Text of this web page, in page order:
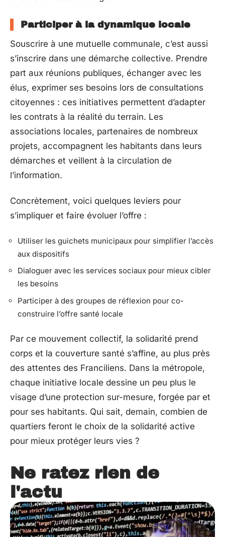
Participer à la dynamique locale
Souscrire à une mutuelle communale, c’est aussi
s’inscrire dans une démarche collective. Prendre
part aux réunions publiques, échanger avec les
élus, exprimer ses besoins lors de consultations
citoyennes : ces initiatives permettent d’adapter
les contrats à la réalité du terrain. Les
associations locales, partenaires de nombreux
projets, accompagnent les habitants dans leurs
démarches et veillent à la circulation de
l’information.
Concrètement, voici quelques leviers pour
s’impliquer et faire évoluer l’offre :
Utiliser les guichets municipaux pour simplifier l’accès
aux dispositifs
Dialoguer avec les services sociaux pour mieux cibler
les besoins
Participer à des groupes de réflexion pour co-
construire l’offre santé locale
Par ce mouvement collectif, la solidarité prend
corps et la couverture santé s’affine, au plus près
des attentes des Franciliens. Dans la métropole,
chaque initiative locale dessine un peu plus le
visage d’une protection sur-mesure, forgée par et
pour ses habitants. Qui sait, demain, combien de
quartiers feront le choix de la solidarité active
pour mieux protéger leurs vies ?
Ne ratez rien de
l'actu